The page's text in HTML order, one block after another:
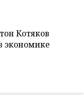
Котяков
экономике